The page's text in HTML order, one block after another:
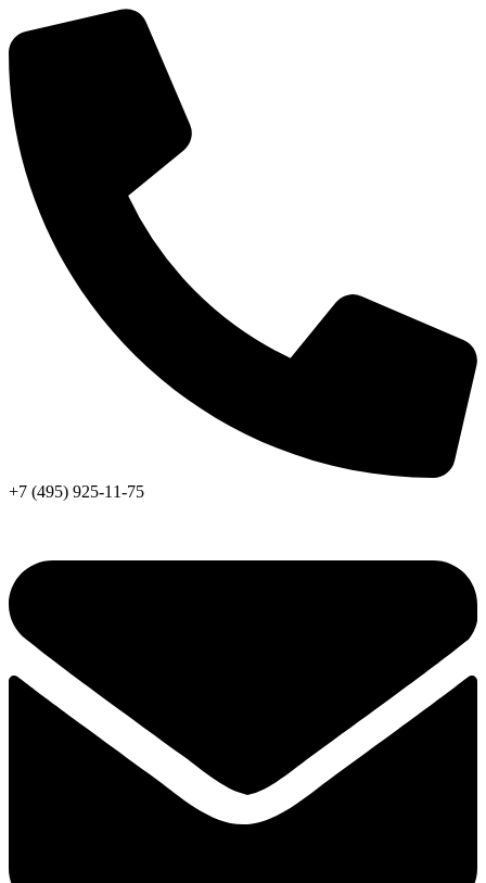
+7 (495) 925-11-75